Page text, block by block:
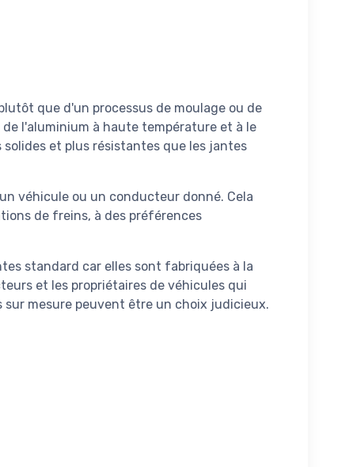
que d'un processus de moulage ou de
l'aluminium à haute température et à le
solides et plus résistantes que les jantes
véhicule ou un conducteur donné. Cela
de freins, à des préférences
standard car elles sont fabriquées à la
et les propriétaires de véhicules qui
mesure peuvent être un choix judicieux.